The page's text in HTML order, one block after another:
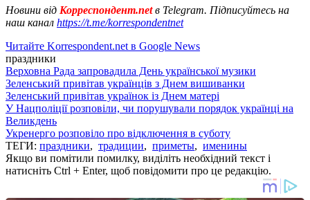
Новини від Корреспондент.netв Telegram. Підписуйтесь на
наш канал https://t.me/korrespondentnet
Читайте Korrespondent.net в Google News
праздники
Верховна Рада запровадила День української музики
Зеленський привітав українців з Днем вишиванки
Зеленський привітав українок із Днем матері
У Нацполіції розповіли, чи порушували порядок українці на
Великдень
Укренерго розповіло про відключення в суботу
ТЕГИ: праздники, традиции, приметы, именины
Якщо ви помітили помилку, виділіть необхідний текст і
натисніть Ctrl + Enter, щоб повідомити про це редакцію.